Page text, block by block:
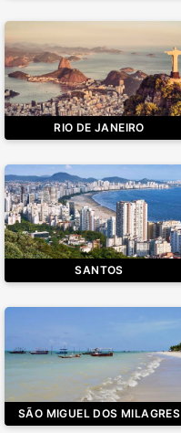
RIO DE JANEIRO
SANTOS
SÃO MIGUEL DOS MILAGRES